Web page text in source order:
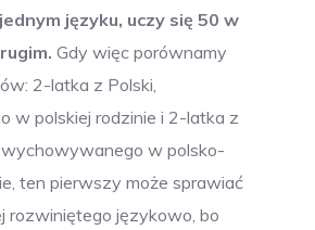
języku, uczy się 50 w
Gdy więc porównamy
2-latka z Polski,
w polskiej rodzinie i 2-latka z
w polsko-
ten pierwszy może sprawiać
rozwiniętego językowo, bo